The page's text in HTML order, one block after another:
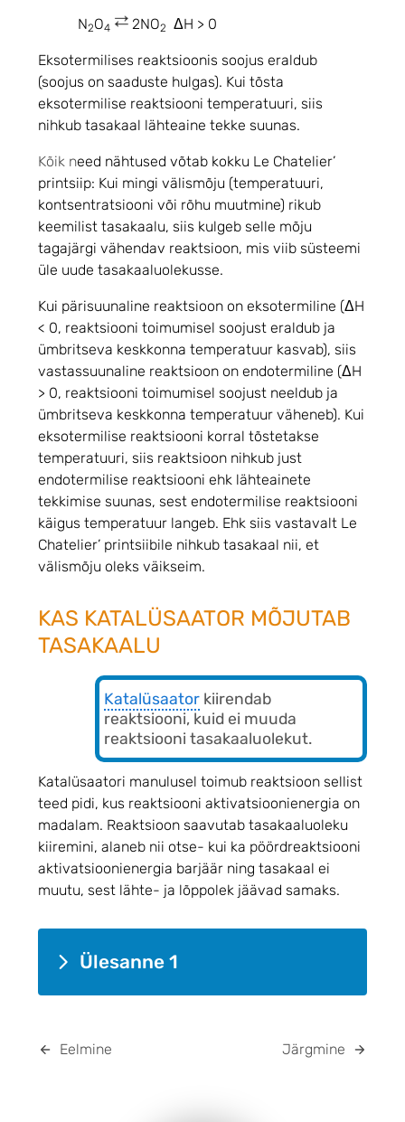
N2O4 2NO2 ΔH > 0
Eksotermilises reaktsioonis soojus eraldub
(soojus on saaduste hulgas). Kui tõsta
eksotermilise reaktsiooni temperatuuri, siis
nihkub tasakaal lähteaine tekke suunas.
Kõik need nähtused võtab kokku Le Chatelier’
printsiip: Kui mingi välismõju (temperatuuri,
kontsentratsiooni või rõhu muutmine) rikub
keemilist tasakaalu, siis kulgeb selle mõju
tagajärgi vähendav reaktsioon, mis viib süsteemi
üle uude tasakaaluolekusse.
Kui pärisuunaline reaktsioon on eksotermiline (ΔH
< 0, reaktsiooni toimumisel soojust eraldub ja
ümbritseva keskkonna temperatuur kasvab), siis
vastassuunaline reaktsioon on endotermiline (ΔH
> 0, reaktsiooni toimumisel soojust neeldub ja
ümbritseva keskkonna temperatuur väheneb). Kui
eksotermilise reaktsiooni korral tõstetakse
temperatuuri, siis reaktsioon nihkub just
endotermilise reaktsiooni ehk lähteainete
tekkimise suunas, sest endotermilise reaktsiooni
käigus temperatuur langeb. Ehk siis vastavalt Le
Chatelier’ printsiibile nihkub tasakaal nii, et
välismõju oleks väikseim.
KAS KATALÜSAATOR MÕJUTAB
TASAKAALU
Katalüsaatorkiirendab
reaktsiooni, kuid ei muuda
reaktsiooni tasakaaluolekut.
Katalüsaatori manulusel toimub reaktsioon sellist
teed pidi, kus reaktsiooni aktivatsioonienergia on
madalam. Reaktsioon saavutab tasakaaluoleku
kiiremini, alaneb nii otse- kui ka pöördreaktsiooni
aktivatsioonienergia barjäär ning tasakaal ei
muutu, sest lähte- ja lõppolek jäävad samaks.
Ülesanne 1
Eelmine Järgmine